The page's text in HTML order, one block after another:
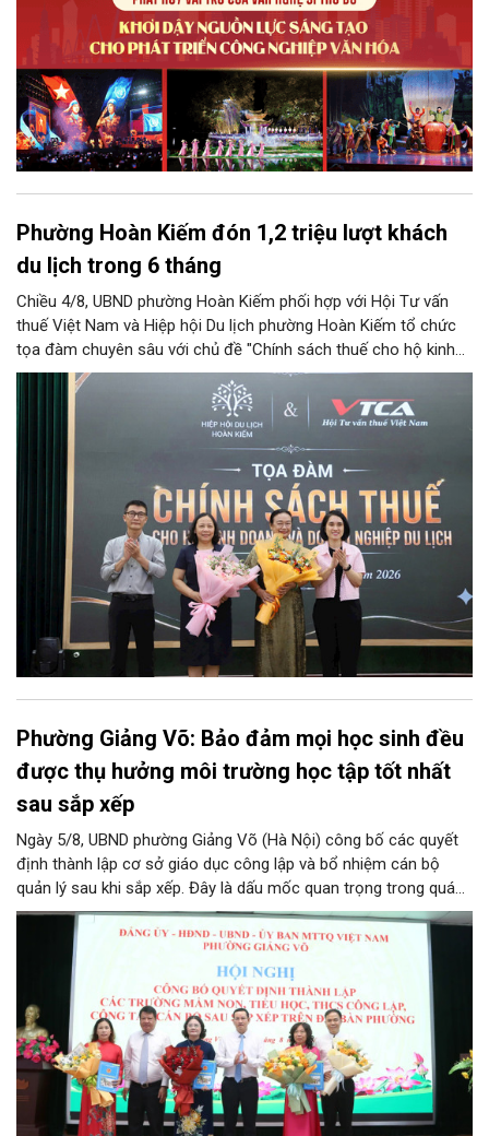
Phường Hoàn Kiếm đón 1,2 triệu lượt khách
du lịch trong 6 tháng
Chiều 4/8, UBND phường Hoàn Kiếm phối hợp với Hội Tư vấn
thuế Việt Nam và Hiệp hội Du lịch phường Hoàn Kiếm tổ chức
tọa đàm chuyên sâu với chủ đề "Chính sách thuế cho hộ kinh
doanh và doanh nghiệp du lịch".
Phường Giảng Võ: Bảo đảm mọi học sinh đều
được thụ hưởng môi trường học tập tốt nhất
sau sắp xếp
Ngày 5/8, UBND phường Giảng Võ (Hà Nội) công bố các quyết
định thành lập cơ sở giáo dục công lập và bổ nhiệm cán bộ
quản lý sau khi sắp xếp. Đây là dấu mốc quan trọng trong quá
trình kiện toàn tổ chức bộ máy, thực hiện chủ trương tinh gọn,
nâng cao hiệu lực, hiệu quả quản lý theo các nghị quyết của
Trung ương và kế hoạch của UBND TP Hà Nội.